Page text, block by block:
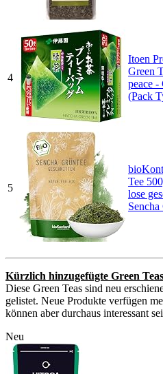
4
Itoen
Green
peace -
(Pack
5
Tee
lose
Sencha
Kürzlich hinzugefügte Green
Diese Green Teas sind neu
gelistet. Neue Produkte verfügen
können aber durchaus interessant
Neu